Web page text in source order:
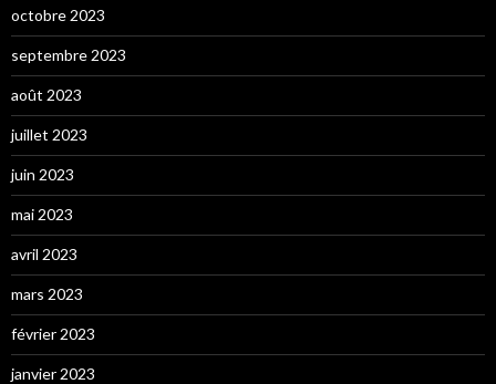
octobre 2023
septembre 2023
août 2023
juillet 2023
juin 2023
mai 2023
avril 2023
mars 2023
février 2023
janvier 2023